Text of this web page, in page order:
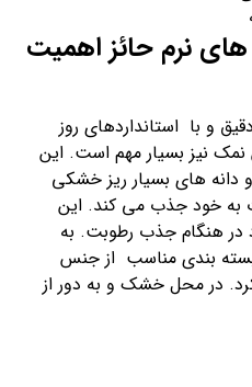
نرم حائز اهمیت
و با استانداردهای روز
نیز بسیار مهم است. این
دانه های بسیار ریز خشکی
به خود جذب می کند. این
هنگام جذب رطوبت. به
بندی مناسب از جنس
در محل خشک و به دور از